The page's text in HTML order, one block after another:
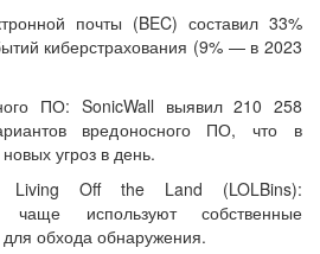
почты (BEC) составил 33%
киберстрахования (9% — в 2023
ПО: SonicWall выявил 210 258
вредоносного ПО, что в
угроз в день.
Off the Land (LOLBins):
чаще используют собственные
обхода обнаружения.